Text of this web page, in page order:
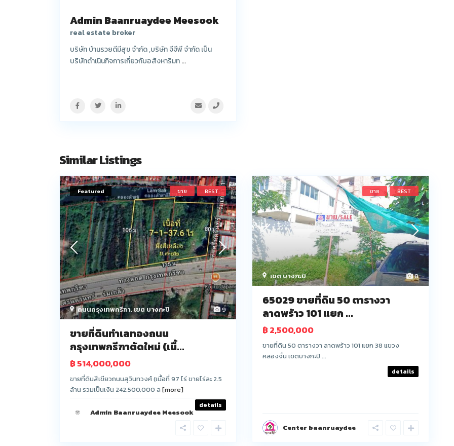
Admin Baanruaydee Meesook
real estate broker
บริษัท บ้านรวยดีมีสุข จำกัด ,บริษัท จีจีพี จำกัด เป็น
บริษัทดำเนินกิจการเกี่ยวกับอสังหาริมท...
Similar Listings
9
ถนนกรุงเทพกรีฑา,เขต บางกะปิ
Featured ขาย BEST
ขายที่ดินทำเลทองถนน
กรุงเทพกรีฑาตัดใหม่ (เนื้...
฿ 514,000,000
ขายที่ดินสีเขียวถนนสุวินทวงศ์ (เนื้อที่ 97 ไร่ ขายไร่ละ 2.5
ล้าน รวมเป็นเงิน 242,500,000 ล [more]
details
Admin Baanruaydee Meesook
8
เขต บางกะปิ
ขาย BEST
65029 ขายที่ดิน 50 ตารางวา
ลาดพร้าว 101 แยก ...
฿ 2,500,000
ขายที่ดิน 50 ตารางวา ลาดพร้าว 101 แยก 38 แขวง
คลองจั่น เขตบางกะปิ ...
details
Center baanruaydee